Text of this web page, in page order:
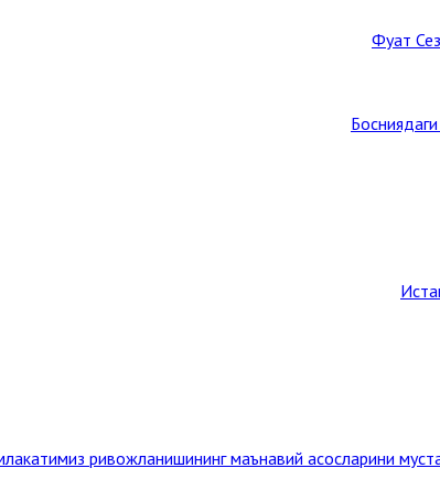
Фуат
ривожланишининг маънавий асосларини